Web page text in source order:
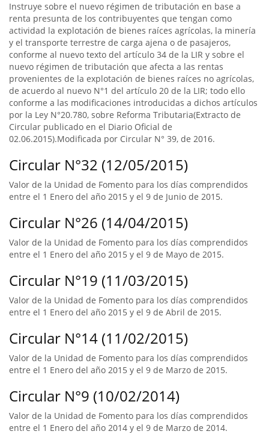
Instruye sobre el nuevo régimen de tributación en base a
renta presunta de los contribuyentes que tengan como
actividad la explotación de bienes raíces agrícolas, la minería
y el transporte terrestre de carga ajena o de pasajeros,
conforme al nuevo texto del artículo 34 de la LIR y sobre el
nuevo régimen de tributación que afecta a las rentas
provenientes de la explotación de bienes raíces no agrícolas,
de acuerdo al nuevo N°1 del artículo 20 de la LIR; todo ello
conforme a las modificaciones introducidas a dichos artículos
por la Ley N°20.780, sobre Reforma Tributaria(Extracto de
Circular publicado en el Diario Oficial de
02.06.2015).Modificada por Circular N° 39, de 2016.
Circular N°32 (12/05/2015)
Valor de la Unidad de Fomento para los días comprendidos
entre el 1 Enero del año 2015 y el 9 de Junio de 2015.
Circular N°26 (14/04/2015)
Valor de la Unidad de Fomento para los días comprendidos
entre el 1 Enero del año 2015 y el 9 de Mayo de 2015.
Circular N°19 (11/03/2015)
Valor de la Unidad de Fomento para los días comprendidos
entre el 1 Enero del año 2015 y el 9 de Abril de 2015.
Circular N°14 (11/02/2015)
Valor de la Unidad de Fomento para los días comprendidos
entre el 1 Enero del año 2015 y el 9 de Marzo de 2015.
Circular N°9 (10/02/2014)
Valor de la Unidad de Fomento para los días comprendidos
entre el 1 Enero del año 2014 y el 9 de Marzo de 2014.